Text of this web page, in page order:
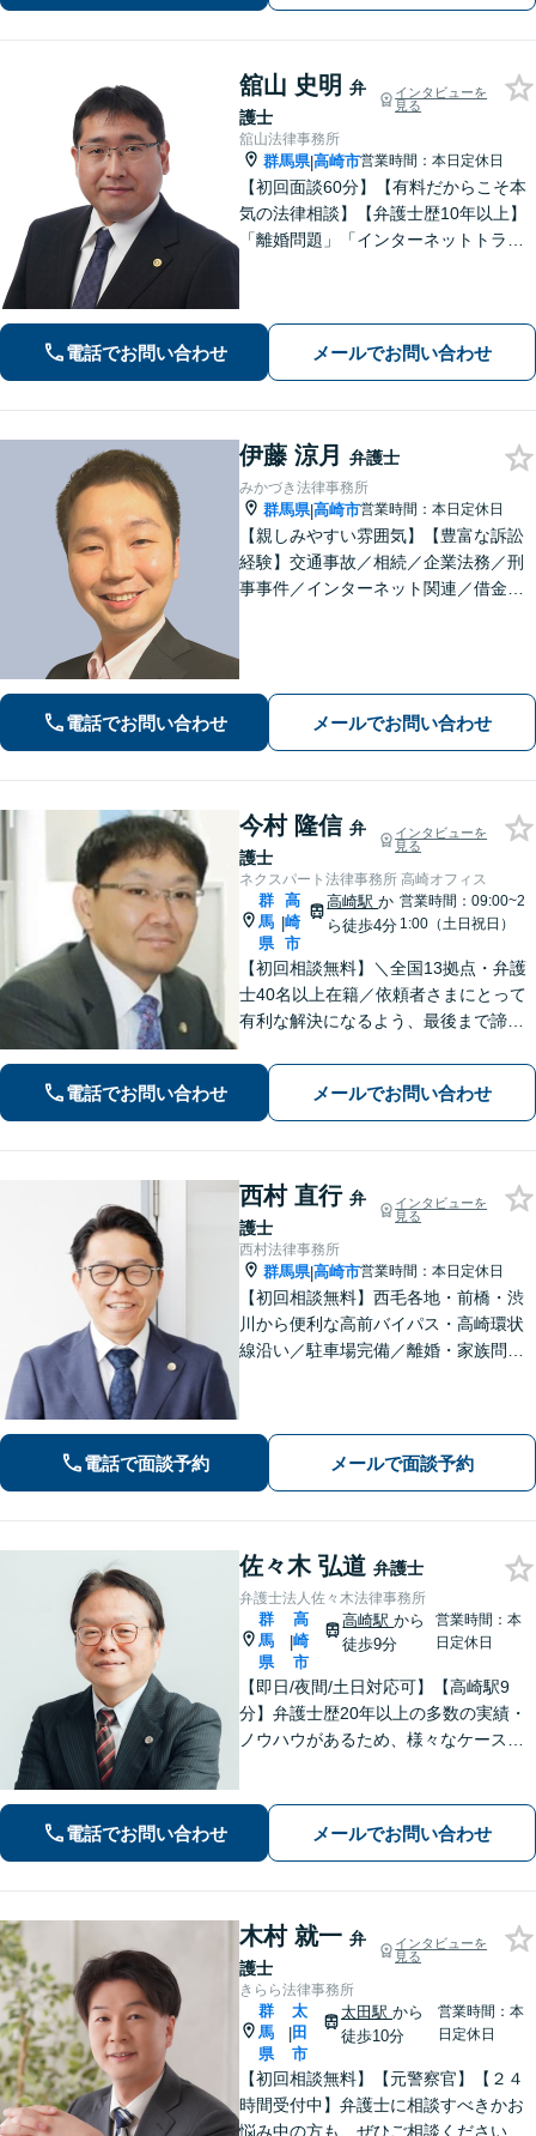
ください。【夜間休日対応可】
舘山 史明 弁
護士
インタビューを
見る
舘山法律事務所
群馬県|高崎市営業時間：本日定休日
【初回面談60分】【有料だからこそ本
気の法律相談】【弁護士歴10年以上】
「離婚問題」「インターネットトラブ
を展開します【高崎駅徒歩15分】
電話でお問い合わせ メールでお問い合わせ
伊藤 涼月 弁護士
みかづき法律事務所
群馬県|高崎市営業時間：本日定休日
【親しみやすい雰囲気】【豊富な訴訟
経験】交通事故／相続／企業法務／刑
事事件／インターネット関連／借金・
【夜間・休日対応可】
電話でお問い合わせ メールでお問い合わせ
今村 隆信 弁
護士
インタビューを
見る
ネクスパート法律事務所 高崎オフィス
群
馬
県
|
高
崎
市
高崎駅か
ら徒歩4分
営業時間：09:00~2
1:00（土日祝日）
【初回相談無料】＼全国13拠点・弁護
士40名以上在籍／依頼者さまにとって
有利な解決になるよう、最後まで諦め
題/相続/交通事故/刑事事件など、ご相
談ください【夜間・休日対応】
電話でお問い合わせ メールでお問い合わせ
西村 直行 弁
護士
インタビューを
見る
西村法律事務所
群馬県|高崎市営業時間：本日定休日
【初回相談無料】西毛各地・前橋・渋
川から便利な高前バイパス・高崎環状
線沿い／駐車場完備／離婚・家族問
感にアンテナを張り正しい手続で遺産
分割を実現
電話で面談予約 メールで面談予約
佐々木 弘道 弁護士
弁護士法人佐々木法律事務所
群
馬
県
|
高
崎
市
高崎駅から
徒歩9分
営業時間：本
日定休日
【即日/夜間/土日対応可】【高崎駅9
分】弁護士歴20年以上の多数の実績・
ノウハウがあるため、様々なケースで
験・ノウハウを活かして共同して取り
組んでいきます。
電話でお問い合わせ メールでお問い合わせ
木村 就一 弁
護士
インタビューを
見る
きらら法律事務所
群
馬
県
|
太
田
市
太田駅 から
徒歩10分
営業時間：本
日定休日
【初回相談無料】【元警察官】【２４
時間受付中】弁護士に相談すべきかお
悩み中の方も、ぜひご相談ください